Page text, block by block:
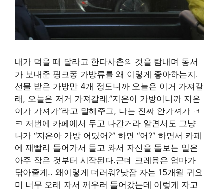
내가 먹을 때 달라고 한다사촌의 것을 탐내며 동서
가 보내준 핑크퐁 가방류를 왜 이렇게 좋아하는지.
선물 받은 가방만 4개 정도니까 오늘은 이거 가져갈
래, 오늘은 저거 가져갈래.”지은이 가방이니까 지은
이가 가져가”라고 말해주고, 나는 진짜 안가져가 ㅋ
ㅋ 저번에 카페에서 두고 나간거라 알면서도 그냥
나가 “지은아 가방 어딨어?” 하면 “어?” 하면서 카페
에 재빨리 들어가서 들고 와서 자신을 돌보는 일은
아주 작은 것부터 시작된다.근데 크레용은 엄마가
닦아줄게.. 왜이렇게 더러워?낮잠 자는 15개월 귀요
미 너무 오래 자서 깨우러 들어갔는데 이렇게 자고